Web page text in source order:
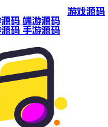
游戏源码
端游源码
手游源码